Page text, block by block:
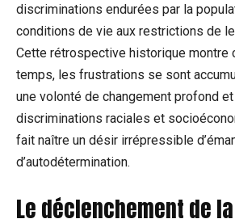
discriminations endurées par la
conditions de vie aux restrictions de
Cette rétrospective historique montre
temps, les frustrations se sont
une volonté de changement profond
discriminations raciales et
fait naître un désir irrépressible
d’autodétermination.
Le déclenchement de